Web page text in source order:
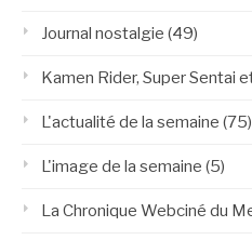
Journal nostalgie (49)
Kamen Rider, Super Sentai
L'actualité de la semaine (75)
L'image de la semaine (5)
La Chronique Webciné du